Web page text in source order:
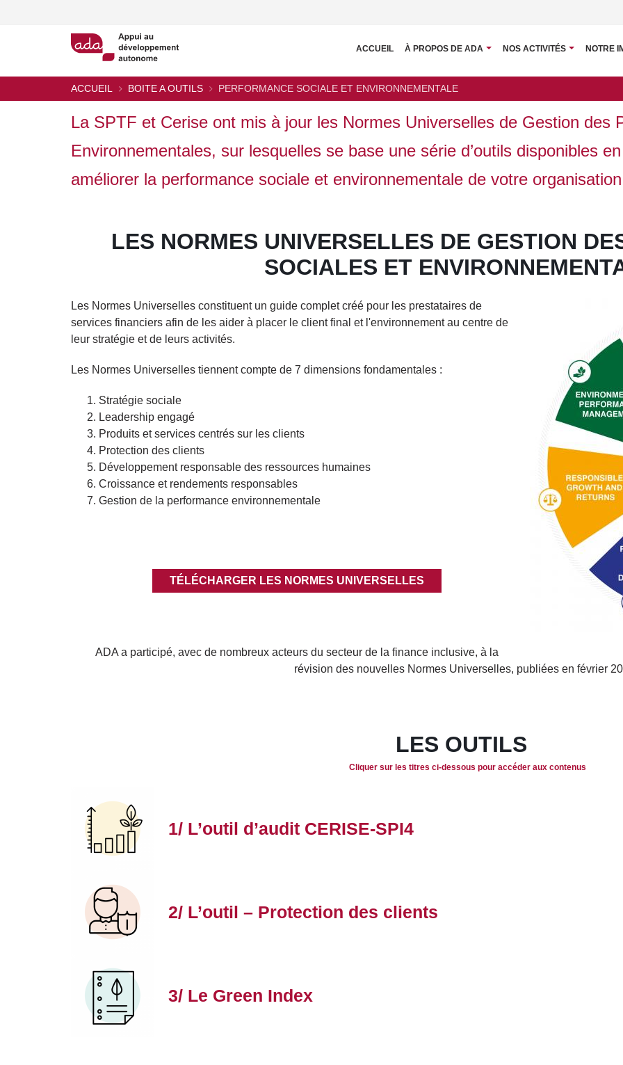
ACCUEIL À PROPOS DE ADA NOS ACTIVITÉS NOTRE
Fil
d'Ariane
ACCUEIL BOITE A OUTILS PERFORMANCE SOCIALE ET ENVIRONNEMENTALE
La SPTF et Cerise ont mis à jour les Normes Universelles de Gestion des
Environnementales, sur lesquelles se base une série d’outils disponibles
améliorer la performance sociale et environnementale de votre
LES NORMES UNIVERSELLES DE GESTION
SOCIALES ET
Les Normes Universelles constituent un guide complet créé pour les prestataires de
services financiers afin de les aider à placer le client final et l'environnement au centre de
leur stratégie et de leurs activités.
Les Normes Universelles tiennent compte de 7 dimensions fondamentales :
Stratégie sociale
Leadership engagé
Produits et services centrés sur les clients
Protection des clients
Développement responsable des ressources humaines
Croissance et rendements responsables
Gestion de la performance environnementale
TÉLÉCHARGER LES NORMES UNIVERSELLES
ADA a participé, avec de nombreux acteurs du secteur de la finance inclusive, à la
révision des nouvelles Normes Universelles, publiées en février
LES OUTILS
Cliquer sur les titres ci-dessous pour accéder aux contenus
Title
1/ L’outil d’audit CERISE-SPI4
Title
2/ L’outil – Protection des clients
Title
3/ Le Green Index